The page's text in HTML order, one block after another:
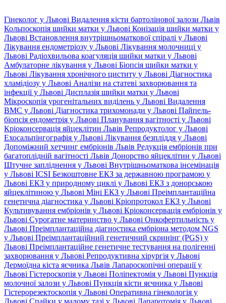
Гінеколог у Львові Видалення кісти бартолінової залози Львів
Кольпоскопія шийки матки у Львові Конізація шийки матки у
Львові Встановлення внутрішньоматкової спіралі у Львові
Лікування ендометріозу у Львові Лікування молочниці у
Львові Радіохвильова коагуляція шийки матки у Львові
Амбулаторне лікування у Львові Біопсія шийки матки у
Львові Лікування хронічного циститу у Львові Діагностика
хламідіозу у Львові Аналізи на статеві захворювання та
інфекції у Львові Дисплазія шийки матки у Львові
Мікроскопія урогенітальних виділень у Львові Видалення
ВМС у Львові Діагностика трихомонади у Львові Пайпель-
біопсія ендометрія у Львові Планування вагітності у Львові
Кріоконсервація яйцеклітин Львів Репродуктолог у Львові
Ехосальпінгографія у Львові Лікування безпліддя у Львові
Допоміжний хетчинг ембріонів Львів Редукція ембріонів при
багатоплідній вагітності Львів Донорство яйцеклітин у Львові
Штучне запліднення у Львові Внутрішньоматкова інсемінація
у Львові ICSI Безкоштовне ЕКЗ за державною програмою у
Львові ЕКЗ у природному циклі у Львові ЕКЗ з донорською
яйцеклітиною у Львові Міні ЕКЗ у Львові Преімплантаційна
генетична діагностика у Львові Кріопротокол ЕКЗ у Львові
Культивування ембріонів у Львові Кріоконсервація ембріонів у
Львові Сурогатне материнство у Львові Онкофертильність у
Львові Преімплантаційна діагностика ембріона методом NGS
у Львові Преімплантаційний генетичний скринінг (PGS) у
Львові Преімплантаційне генетичне тестування на полігенні
захворювання у Львові Репродуктивна хірургія у Львові
Дермоїдна кіста яєчника Львів Лапароскопічні операції у
Львові Гістероскопія у Львові Поліпектомія у Львові Пункція
молочної залози у Львові Пункція кісти яєчника у Львові
Гістерорезектоскопія у Львові Оперативна гінекологія у
Львові Спайки у малому тазі у Львові Лапаротомія у Львові